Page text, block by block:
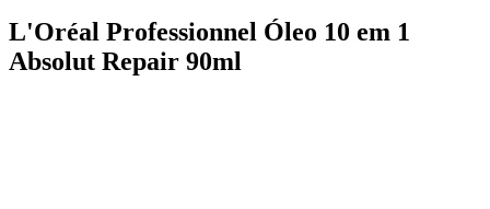
L'Oréal Professionnel Óleo 10 em 1
Absolut Repair 90ml